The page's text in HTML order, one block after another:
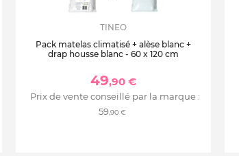
TINEO
Pack matelas climatisé + alèse blanc +
drap housse blanc - 60 x 120 cm
49,90 €
Prix de vente conseillé par la marque :
59,90 €